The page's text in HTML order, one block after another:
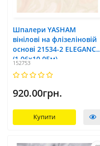
Шпалери YASHAM
вінілові на флізеліновій
основі 21534-2 ELEGANCE
(1,06х10,05м)
152753
920.00грн.
Купити